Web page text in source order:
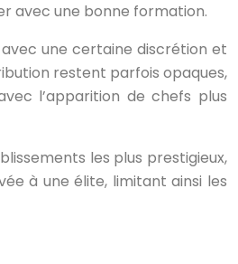
avec une bonne formation.
une certaine discrétion et
restent parfois opaques,
l’apparition de chefs plus
les plus prestigieux,
à une élite, limitant ainsi les